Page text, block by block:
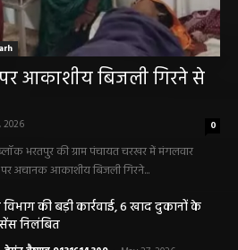
आकाशीय बिजली गिरने से
2026 0
भरतपुर की ग्राम पंचायत चरखर में मंगलवार
अचानक आकाशीय बिजली गिरने...
की बड़ी कार्रवाई, 6 खाद दुकानों के
निलंबित